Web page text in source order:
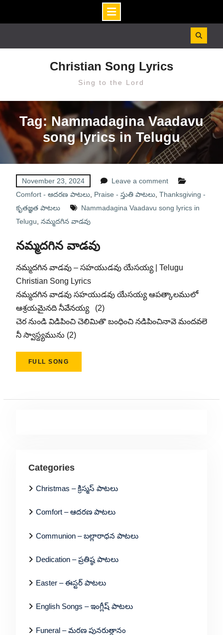
Christian Song Lyrics
Sing to the Lord
Tag: Nammadagina Vaadavu
song lyrics in Telugu
November 23, 2024
Leave a comment
Comfort - ఆదరణ పాటలు, Praise - స్తుతి పాటలు, Thanksgiving -
కృతజ్ఞత పాటలు
Nammadagina Vaadavu song lyrics in
Telugu నమ్మదగిన వాడవు
నమ్మదగిన వాడవు
నమ్మదగిన వాడవు – సహయుడవు యేసయ్య | Telugu
Christian Song Lyrics
నమ్మదగిన వాడవు సహయుడవు యేసయ్య ఆపత్కాలములో
ఆశ్రయమైనది నీవేనయ్య (2)
చెర నుండి విడిపించి చెలిమితొ బంధించి నడిపించినావె మందవలె
నీ స్వాస్ద్యమును (2)
FULL SONG
Categories
Christmas – క్రిస్మస్ పాటలు
Comfort – ఆదరణ పాటలు
Communion – బల్లారాధన పాటలు
Dedication – ప్రతిష్ఠ పాటలు
Easter – ఈస్టర్ పాటలు
English Songs – ఇంగ్లీష్ పాటలు
Funeral – మరణ పునరుత్దానం